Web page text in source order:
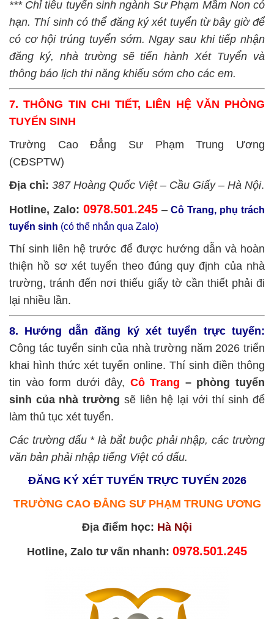
*** Chỉ tiêu tuyển sinh ngành Sư Phạm Mầm Non có
hạn. Thí sinh có thể đăng ký xét tuyển từ bây giờ để
có cơ hội trúng tuyển sớm. Ngay sau khi tiếp nhận
đăng ký, nhà trường sẽ tiến hành Xét Tuyển và
thông báo lịch thi năng khiếu sớm cho các em.
7. THÔNG TIN CHI TIẾT, LIÊN HỆ VĂN PHÒNG
TUYỂN SINH
Trường Cao Đẳng Sư Phạm Trung Ương
(CĐSPTW)
Địa chỉ: 387 Hoàng Quốc Việt – Cầu Giấy – Hà Nội.
Hotline, Zalo: 0978.501.245–Cô Trang, phụ trách
tuyển sinh (có thể nhắn qua Zalo)
Thí sinh liên hệ trước để được hướng dẫn và hoàn
thiện hồ sơ xét tuyển theo đúng quy định của nhà
trường, tránh đến nơi thiếu giấy tờ cần thiết phải đi
lại nhiều lần.
8. Hướng dẫn đăng ký xét tuyển trực tuyến:
Công tác tuyển sinh của nhà trường năm 2026 triển
khai hình thức xét tuyển online. Thí sinh điền thông
tin vào form dưới đây, Cô Trang – phòng tuyển
sinh của nhà trường sẽ liên hệ lại với thí sinh để
làm thủ tục xét tuyển.
Các trường dấu * là bắt buộc phải nhập, các trường
văn bản phải nhập tiếng Việt có dấu.
ĐĂNG KÝ XÉT TUYỂN TRỰC TUYẾN 2026
TRƯỜNG CAO ĐẲNG SƯ PHẠM TRUNG ƯƠNG
Địa điểm học: Hà Nội
Hotline, Zalo tư vấn nhanh: 0978.501.245